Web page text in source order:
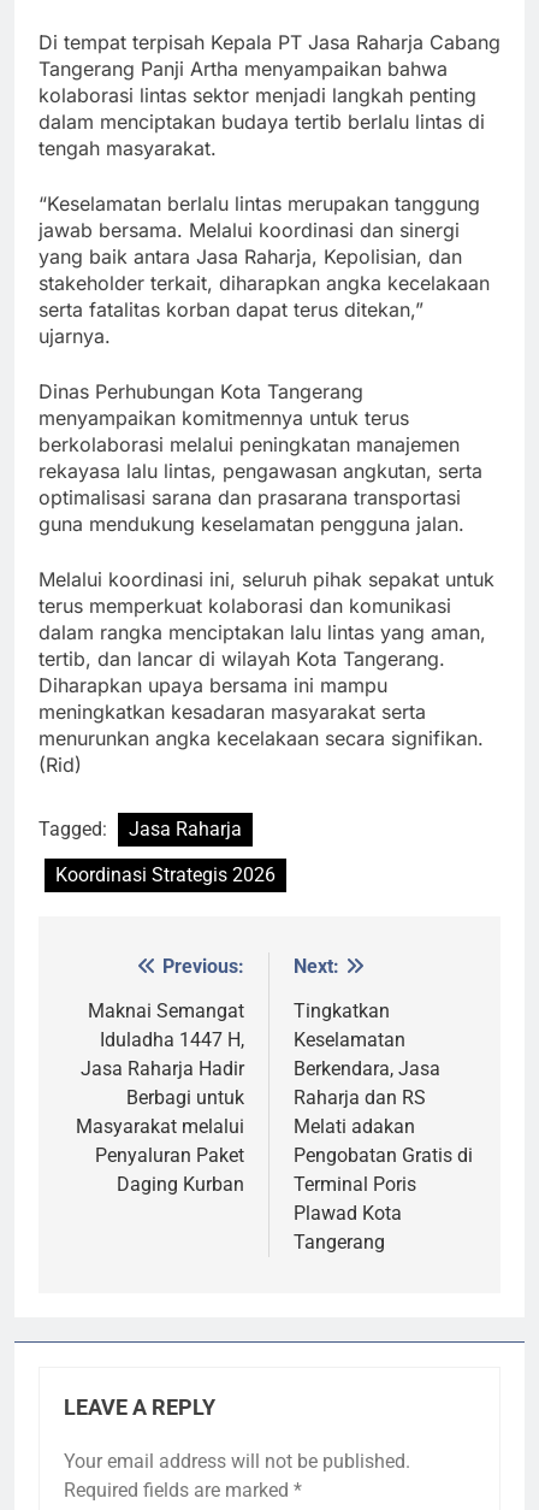
Di tempat terpisah Kepala PT Jasa Raharja Cabang
Tangerang Panji Artha menyampaikan bahwa
kolaborasi lintas sektor menjadi langkah penting
dalam menciptakan budaya tertib berlalu lintas di
tengah masyarakat.
“Keselamatan berlalu lintas merupakan tanggung
jawab bersama. Melalui koordinasi dan sinergi
yang baik antara Jasa Raharja, Kepolisian, dan
stakeholder terkait, diharapkan angka kecelakaan
serta fatalitas korban dapat terus ditekan,”
ujarnya.
Dinas Perhubungan Kota Tangerang
menyampaikan komitmennya untuk terus
berkolaborasi melalui peningkatan manajemen
rekayasa lalu lintas, pengawasan angkutan, serta
optimalisasi sarana dan prasarana transportasi
guna mendukung keselamatan pengguna jalan.
Melalui koordinasi ini, seluruh pihak sepakat untuk
terus memperkuat kolaborasi dan komunikasi
dalam rangka menciptakan lalu lintas yang aman,
tertib, dan lancar di wilayah Kota Tangerang.
Diharapkan upaya bersama ini mampu
meningkatkan kesadaran masyarakat serta
menurunkan angka kecelakaan secara signifikan.
(Rid)
Tagged:
Jasa Raharja
Koordinasi Strategis 2026
navigation
Previous:
Maknai Semangat
Iduladha 1447 H,
Jasa Raharja Hadir
Berbagi untuk
Masyarakat melalui
Penyaluran Paket
Daging Kurban
Next:
Tingkatkan
Keselamatan
Berkendara, Jasa
Raharja dan RS
Melati adakan
Pengobatan Gratis di
Terminal Poris
Plawad Kota
Tangerang
LEAVE A REPLY
Your email address will not be published.
Required fields are marked *